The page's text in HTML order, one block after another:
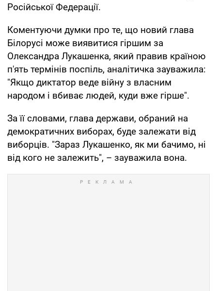
Російської Федерації.
Коментуючи думки про те, що новий глава
Білорусі може виявитися гіршим за
Олександра Лукашенка, який правив країною
п'ять термінів поспіль, аналітичка зауважила:
"Якщо диктатор веде війну з власним
народом і вбиває людей, куди вже гірше".
За її словами, глава держави, обраний на
демократичних виборах, буде залежати від
виборців. "Зараз Лукашенко, як ми бачимо, ні
від кого не залежить", – зауважила вона.